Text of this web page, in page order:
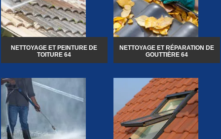
NETTOYAGE ET PEINTURE DE
TOITURE 64
NETTOYAGE ET RÉPARATION DE
GOUTTIÈRE 64